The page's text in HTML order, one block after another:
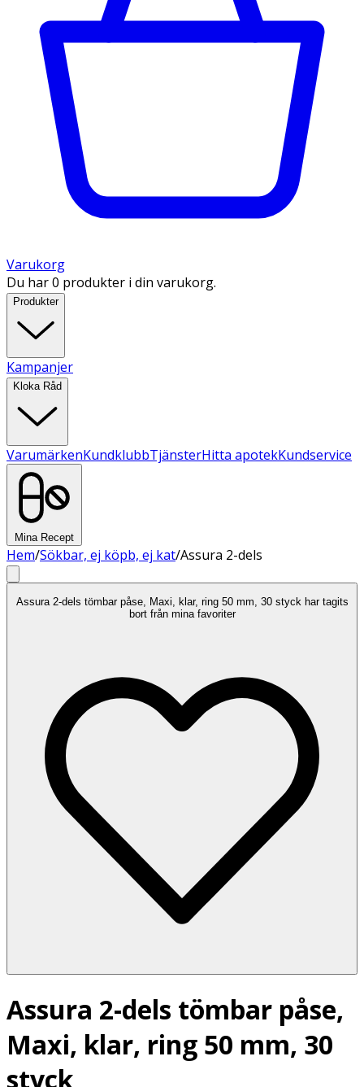
Varukorg
Du har 0 produkter i din varukorg.
Produkter
Kampanjer
Kloka Råd
VarumärkenKundklubbTjänsterHitta apotekKundservice
Mina Recept
Hem/Sökbar, ej köpb, ej kat/Assura 2-dels
Assura 2-dels tömbar påse, Maxi, klar, ring 50 mm, 30 styck har tagits
bort från mina favoriter
Assura 2-dels tömbar påse,
Maxi, klar, ring 50 mm, 30
styck